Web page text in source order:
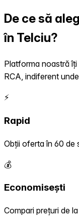
De ce să
în Telciu?
Platforma noastră
RCA, indiferent
⚡
Rapid
Obții oferta în 60 de
💰
Economisești
Compari prețuri de